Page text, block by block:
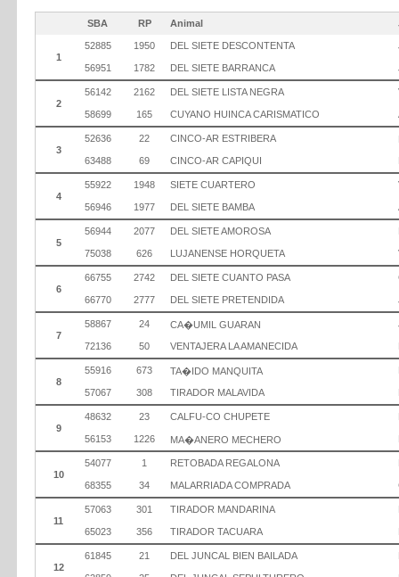
SBA RP Animal
1
52885 1950 DEL SIETE DESCONTENTA
56951 1782 DEL SIETE BARRANCA
2
56142 2162 DEL SIETE LISTA NEGRA
58699 165 CUYANO HUINCA CARISMATICO
3
52636 22 CINCO-AR ESTRIBERA
63488
69 CINCO-AR CAPIQUI
4
55922 1948 SIETE CUARTERO
56946 1977 DEL SIETE BAMBA
5
56944 2077 DEL SIETE AMOROSA
75038 626 LUJANENSE HORQUETA
6
66755 2742 DEL SIETE CUANTO PASA
66770 2777 DEL SIETE PRETENDIDA
7
58867 24 CA�UMIL GUARAN
72136 50 VENTAJERA LA AMANECIDA
8
55916 673 TA�IDO MANQUITA
57067 308 TIRADOR MALAVIDA
9
48632 23 CALFU-CO CHUPETE
56153 1226 MA�ANERO MECHERO
10
54077 1 RETOBADA REGALONA
68355 34 MALARRIADA COMPRADA
11
57063 301 TIRADOR MANDARINA
65023 356 TIRADOR TACUARA
12
61845 21 DEL JUNCAL BIEN BAILADA